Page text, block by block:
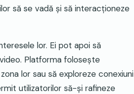
să se vadă și să interacționeze
lor. Ei pot apoi să
Platforma folosește
lor sau să exploreze conexiuni
utilizatorilor să-și rafineze